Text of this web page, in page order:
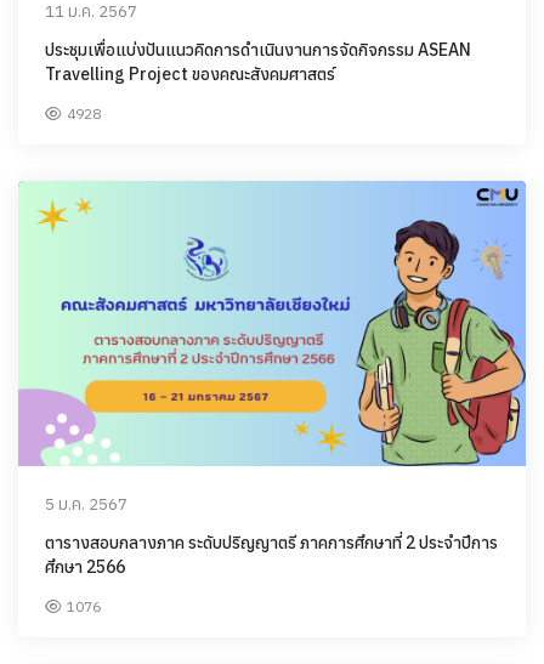
11 ม.ค. 2567
ประชุมเพื่อแบ่งปันแนวคิดการดำเนินงานการจัดกิจกรรม ASEAN
Travelling Project ของคณะสังคมศาสตร์
4928
5 ม.ค. 2567
ตารางสอบกลางภาค ระดับปริญญาตรี ภาคการศึกษาที่ 2 ประจำปีการ
ศึกษา 2566
1076